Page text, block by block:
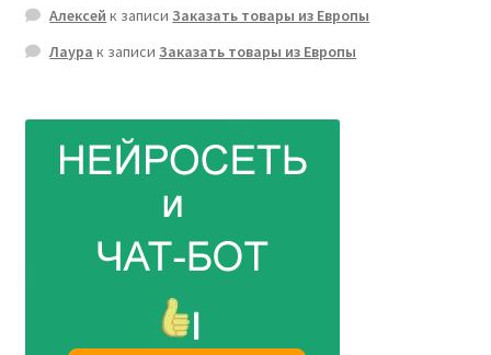
Алексей к записиЗаказать товары из Европы
Лаура к записиЗаказать товары из Европы